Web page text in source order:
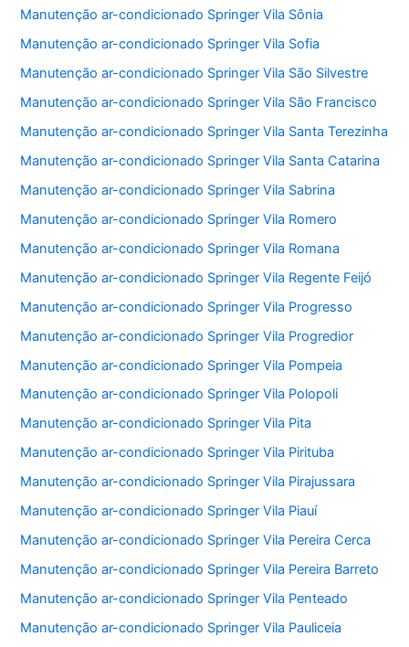
Manutenção ar-condicionado Springer Vila Sônia
Manutenção ar-condicionado Springer Vila Sofia
Manutenção ar-condicionado Springer Vila São Silvestre
Manutenção ar-condicionado Springer Vila São Francisco
Manutenção ar-condicionado Springer Vila Santa Terezinha
Manutenção ar-condicionado Springer Vila Santa Catarina
Manutenção ar-condicionado Springer Vila Sabrina
Manutenção ar-condicionado Springer Vila Romero
Manutenção ar-condicionado Springer Vila Romana
Manutenção ar-condicionado Springer Vila Regente Feijó
Manutenção ar-condicionado Springer Vila Progresso
Manutenção ar-condicionado Springer Vila Progredior
Manutenção ar-condicionado Springer Vila Pompeia
Manutenção ar-condicionado Springer Vila Polopoli
Manutenção ar-condicionado Springer Vila Pita
Manutenção ar-condicionado Springer Vila Pirituba
Manutenção ar-condicionado Springer Vila Pirajussara
Manutenção ar-condicionado Springer Vila Piauí
Manutenção ar-condicionado Springer Vila Pereira Cerca
Manutenção ar-condicionado Springer Vila Pereira Barreto
Manutenção ar-condicionado Springer Vila Penteado
Manutenção ar-condicionado Springer Vila Pauliceia